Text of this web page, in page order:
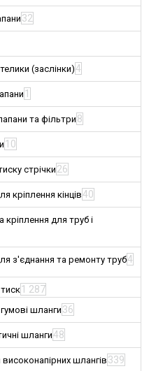
32
(заслінки)4
1
та фільтри 8
10
стрічки 26
кріплення кінців40
кріплення для труб і
з'єднання та ремонту труб4
1 287
гумові шланги 36
шланги48
високонапірних шлангів 339